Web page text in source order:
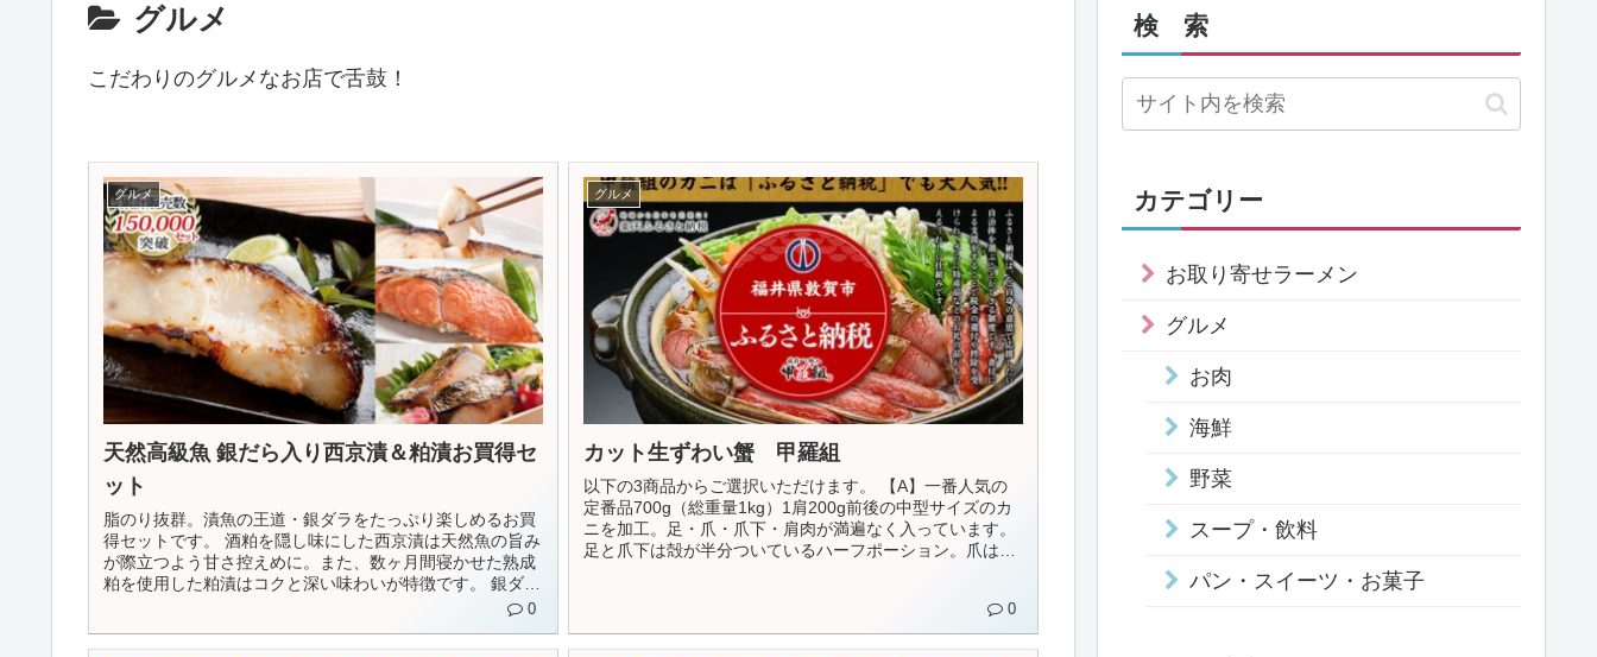
グルメ
こだわりのグルメなお店で舌鼓！
グルメ
天然高級魚 銀だら入り西京漬＆粕漬お買得セ
ット
脂のり抜群。漬魚の王道・銀ダラをたっぷり楽しめるお買
得セットです。 酒粕を隠し味にした西京漬は天然魚の旨み
が際立つよう甘さ控えめに。また、数ヶ月間寝かせた熟成
粕を使用した粕漬はコクと深い味わいが特徴です。 銀ダラ
0
グルメ
カット生ずわい蟹 甲羅組
以下の3商品からご選択いただけます。 【A】一番人気の
定番品700g（総重量1kg）1肩200g前後の中型サイズのカ
ニを加工。足・爪・爪下・肩肉が満遍なく入っています。
足と爪下は殻が半分ついているハーフポーション。爪はリ
0
検 索
カテゴリー
お取り寄せラーメン
グルメ
お肉
海鮮
野菜
スープ・飲料
パン・スイーツ・お菓子